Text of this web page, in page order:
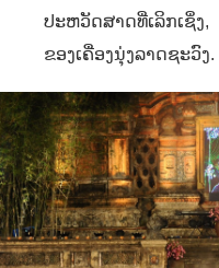
ປະຫວັດສາດທີ່ເລິກເຊິ່ງ,
ຂອງເຄື່ອງນຸ່ງລາດຊະວົງ.